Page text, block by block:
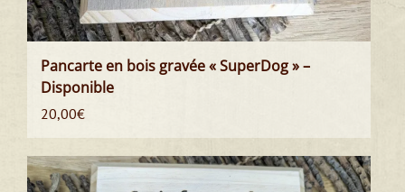
Pancarte en bois gravée « SuperDog » –
Disponible
20,00€